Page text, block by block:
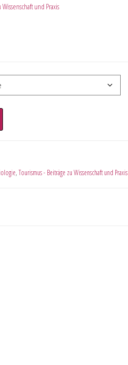
und Praxis
, Tourismus - Beiträge zu Wissenschaft und Praxis